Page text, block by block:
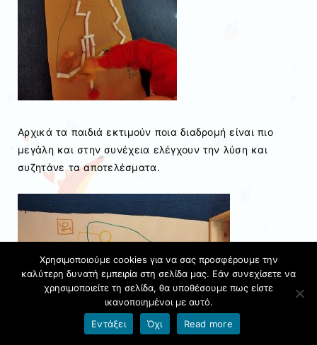
Αρχικά τα παιδιά εκτιμούν ποια διαδρομή είναι πιο
μεγάλη και στην συνέχεια ελέγχουν την λύση και
συζητάνε τα αποτελέσματα.
Χρησιμοποιούμε cookies για να σας προσφέρουμε την
καλύτερη δυνατή εμπειρία στη σελίδα μας. Εάν συνεχίσετε να
χρησιμοποιείτε τη σελίδα, θα υποθέσουμε πως είστε
ικανοποιημένοι με αυτό.
Εντάξει
Όχι Read more